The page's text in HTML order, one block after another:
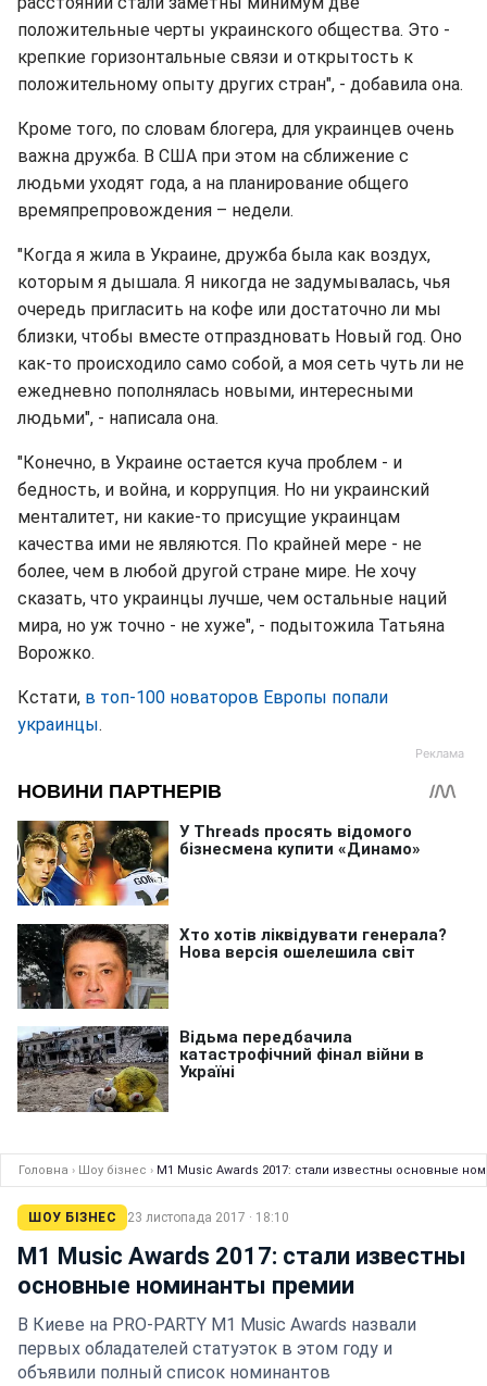
положительные черты украинского общества. Это -
крепкие горизонтальные связи и открытость к
положительному опыту других стран", - добавила она.
Кроме того, по словам блогера, для украинцев очень
важна дружба. В США при этом на сближение с
людьми уходят года, а на планирование общего
времяпрепровождения – недели.
"Когда я жила в Украине, дружба была как воздух,
которым я дышала. Я никогда не задумывалась, чья
очередь пригласить на кофе или достаточно ли мы
близки, чтобы вместе отпраздновать Новый год. Оно
как-то происходило само собой, а моя сеть чуть ли не
ежедневно пополнялась новыми, интересными
людьми", - написала она.
"Конечно, в Украине остается куча проблем - и
бедность, и война, и коррупция. Но ни украинский
менталитет, ни какие-то присущие украинцам
качества ими не являются. По крайней мере - не
более, чем в любой другой стране мире. Не хочу
сказать, что украинцы лучше, чем остальные наций
мира, но уж точно - не хуже", - подытожила Татьяна
Ворожко.
Кстати, в топ-100 новаторов Европы попали
украинцы.
Головна › Шоу бізнес › M1 Music Awards 2017: стали известны основные
ШОУ БІЗНЕС 23 листопада 2017 · 18:10
M1 Music Awards 2017: стали известны
основные номинанты премии
В Киеве на PRO-PARTY M1 Music Awards назвали
первых обладателей статуэток в этом году и
объявили полный список номинантов